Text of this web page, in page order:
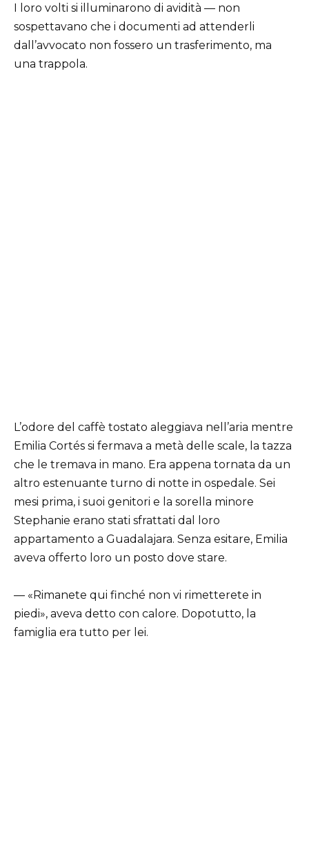
I loro volti si illuminarono di avidità — non
sospettavano che i documenti ad attenderli
dall’avvocato non fossero un trasferimento, ma
una trappola.
L’odore del caffè tostato aleggiava nell’aria mentre
Emilia Cortés si fermava a metà delle scale, la tazza
che le tremava in mano. Era appena tornata da un
altro estenuante turno di notte in ospedale. Sei
mesi prima, i suoi genitori e la sorella minore
Stephanie erano stati sfrattati dal loro
appartamento a Guadalajara. Senza esitare, Emilia
aveva offerto loro un posto dove stare.
— «Rimanete qui finché non vi rimetterete in
piedi», aveva detto con calore. Dopotutto, la
famiglia era tutto per lei.